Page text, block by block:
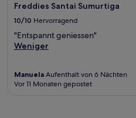
Freddies Santai Sumurtiga
10/10 Hervorragend
"Entspannt geniessen"
Weniger
Manuela Aufenthalt von 6 Nächten
Vor 11 Monaten gepostet